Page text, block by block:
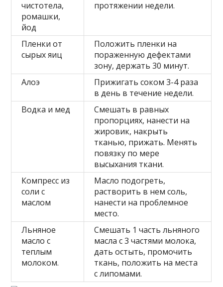
чистотела,
ромашки,
йод
протяжении недели.
Пленки от
сырых яиц
Положить пленки на
пораженную дефектами
зону, держать 30 минут.
Алоэ
Прижигать соком 3-4 раза
в день в течение недели.
Водка и мед
Смешать в равных
пропорциях, нанести на
жировик, накрыть
тканью, прижать. Менять
повязку по мере
высыхания ткани.
Компресс из
соли с
маслом
Масло подогреть,
растворить в нем соль,
нанести на проблемное
место.
Льняное
масло с
теплым
молоком.
Смешать 1 часть льняного
масла с 3 частями молока,
дать остыть, промочить
ткань, положить на места
с липомами.